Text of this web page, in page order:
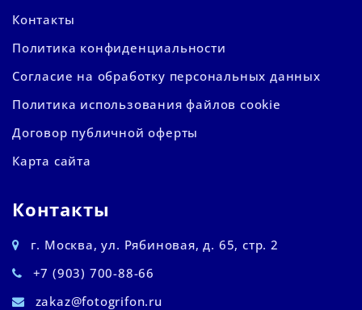
Контакты
Политика конфиденциальности
Согласие на обработку персональных данных
Политика использования файлов cookie
Договор публичной оферты
Карта сайта
Контакты
г. Москва, ул. Рябиновая, д. 65, стр. 2
+7 (903) 700-88-66
zakaz@fotogrifon.ru